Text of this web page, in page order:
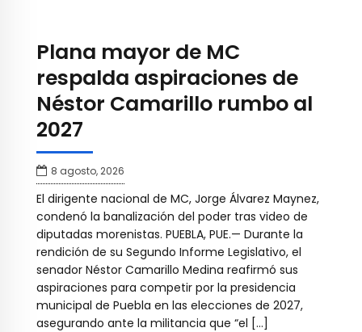
Plana mayor de MC
respalda aspiraciones de
Néstor Camarillo rumbo al
2027
8 agosto, 2026
El dirigente nacional de MC, Jorge Álvarez Maynez,
condenó la banalización del poder tras video de
diputadas morenistas. PUEBLA, PUE.— Durante la
rendición de su Segundo Informe Legislativo, el
senador Néstor Camarillo Medina reafirmó sus
aspiraciones para competir por la presidencia
municipal de Puebla en las elecciones de 2027,
asegurando ante la militancia que “el […]